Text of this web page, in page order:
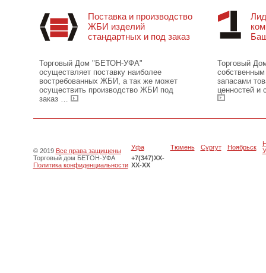
Поставка и производство
ЖБИ изделий
стандартных и под заказ
Торговый Дом "БЕТОН-УФА"
осуществляет поставку наиболее
востребованных ЖБИ, а так же может
осуществить производство ЖБИ под
заказ …
Торговый
запасами
ценностей и
© 2019 Все права защищены
Торговый дом БЕТОН-УФА
Политика конфиденциальности
Уфа Тюмень Сургут Ноябрьск
+7(347)XX-
XX-XX